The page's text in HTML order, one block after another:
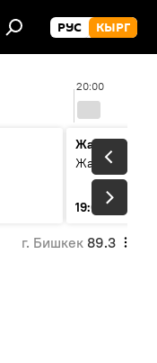
РУС КЫРГ
20:00
Жаңылыктар
19:01 5 мин
г. Бишкек 89.3